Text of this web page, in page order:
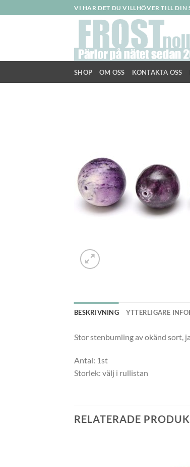
to
VI HAR DET DU VILLHÖVER TILL DIN
SHOP OM OSS KONTAKTA OSS
BESKRIVNING YTTERLIGARE
Stor stenbumling av okänd sort,
Antal: 1st
Storlek: välj i rullistan
RELATERADE